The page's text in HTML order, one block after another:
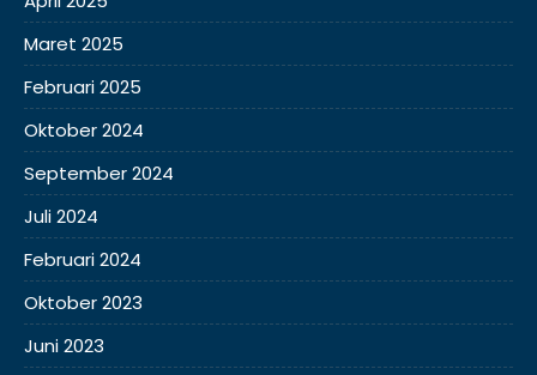
Maret 2025
Februari 2025
Oktober 2024
September 2024
Juli 2024
Februari 2024
Oktober 2023
Juni 2023